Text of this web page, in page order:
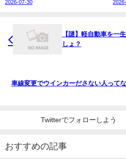
2026-07-30
【謎】軽自動車を一
しょ？
車線変更でウインカーださない人って
Twitterでフォローしよう
おすすめの記事